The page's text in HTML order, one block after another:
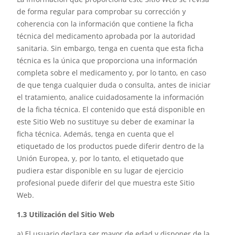
de forma regular para comprobar su corrección y
coherencia con la información que contiene la ficha
técnica del medicamento aprobada por la autoridad
sanitaria. Sin embargo, tenga en cuenta que esta ficha
técnica es la única que proporciona una información
completa sobre el medicamento y, por lo tanto, en caso
de que tenga cualquier duda o consulta, antes de iniciar
el tratamiento, analice cuidadosamente la información
de la ficha técnica. El contenido que está disponible en
este Sitio Web no sustituye su deber de examinar la
ficha técnica. Además, tenga en cuenta que el
etiquetado de los productos puede diferir dentro de la
Unión Europea, y, por lo tanto, el etiquetado que
pudiera estar disponible en su lugar de ejercicio
profesional puede diferir del que muestra este Sitio
Web.
1.3 Utilización del Sitio Web